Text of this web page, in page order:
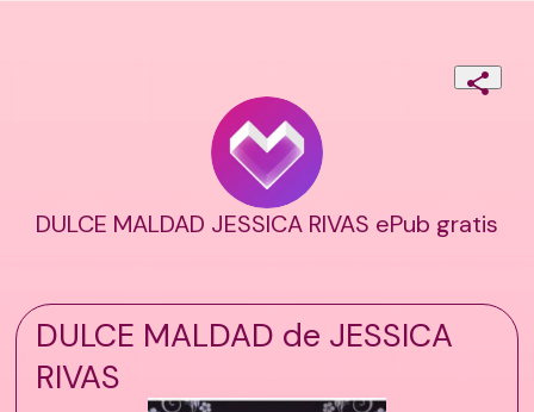
DULCE MALDAD JESSICA RIVAS ePub gratis
DULCE MALDAD de JESSICA
RIVAS